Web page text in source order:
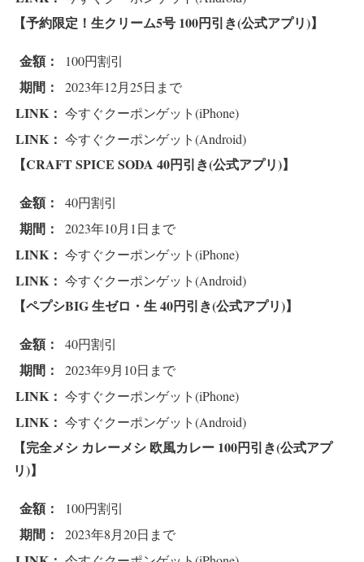
【予約限定！生クリーム5号 100円引き(公式アプリ)】
金額： 100円割引
期間： 2023年12月25日まで
LINK： 今すぐクーポンゲット(iPhone)
LINK： 今すぐクーポンゲット(Android)
【CRAFT SPICE SODA 40円引き(公式アプリ)】
金額： 40円割引
期間： 2023年10月1日まで
LINK： 今すぐクーポンゲット(iPhone)
LINK： 今すぐクーポンゲット(Android)
【ペプシBIG 生ゼロ・生 40円引き(公式アプリ)】
金額： 40円割引
期間： 2023年9月10日まで
LINK： 今すぐクーポンゲット(iPhone)
LINK： 今すぐクーポンゲット(Android)
【完全メシ カレーメシ 欧風カレー 100円引き(公式アプ
リ)】
金額： 100円割引
期間： 2023年8月20日まで